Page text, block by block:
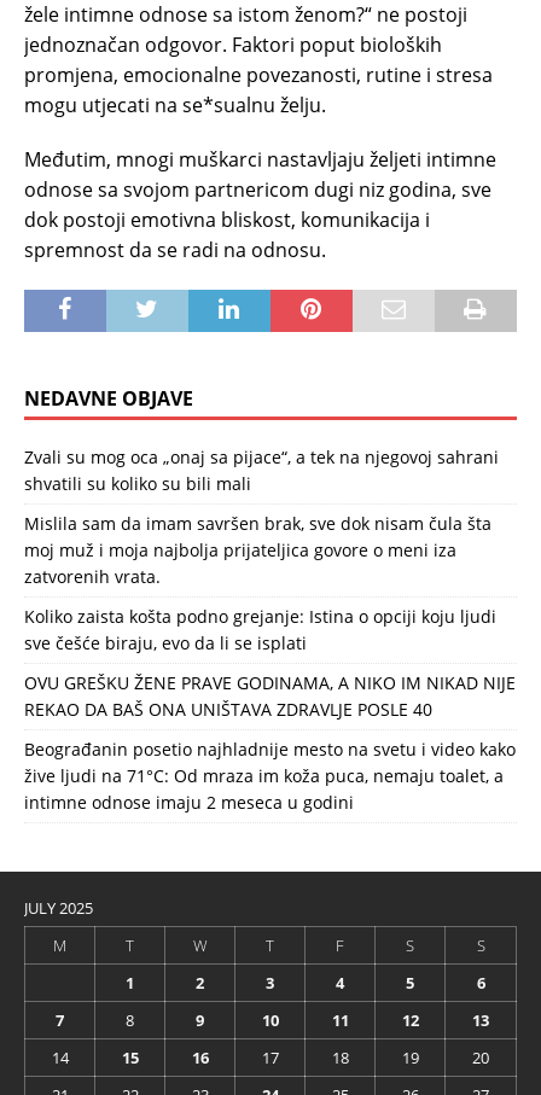
žele intimne odnose sa istom ženom?“ ne postoji
jednoznačan odgovor. Faktori poput bioloških
promjena, emocionalne povezanosti, rutine i stresa
mogu utjecati na se*sualnu želju.
Međutim, mnogi muškarci nastavljaju željeti intimne
odnose sa svojom partnericom dugi niz godina, sve
dok postoji emotivna bliskost, komunikacija i
spremnost da se radi na odnosu.
NEDAVNE OBJAVE
Zvali su mog oca „onaj sa pijace“, a tek na njegovoj sahrani
shvatili su koliko su bili mali
Mislila sam da imam savršen brak, sve dok nisam čula šta
moj muž i moja najbolja prijateljica govore o meni iza
zatvorenih vrata.
Koliko zaista košta podno grejanje: Istina o opciji koju ljudi
sve češće biraju, evo da li se isplati
OVU GREŠKU ŽENE PRAVE GODINAMA, A NIKO IM NIKAD NIJE
REKAO DA BAŠ ONA UNIŠTAVA ZDRAVLJE POSLE 40
Beograđanin posetio najhladnije mesto na svetu i video kako
žive ljudi na 71°C: Od mraza im koža puca, nemaju toalet, a
intimne odnose imaju 2 meseca u godini
JULY 2025
M
T W T F S
S
1
2 3 4 5
6
7
8 9 10 11 12
13
14
15 16 17 18 19
20